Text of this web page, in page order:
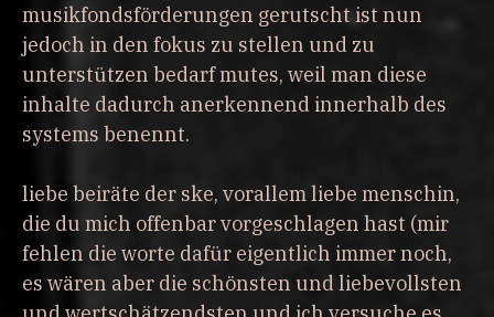
musikfondsförderungen gerutscht ist nun
jedoch in den fokus zu stellen und zu
unterstützen bedarf mutes, weil man diese
inhalte dadurch anerkennend innerhalb des
systems benennt.
liebe beiräte der ske, vorallem liebe menschin,
die du mich offenbar vorgeschlagen hast (mir
fehlen die worte dafür eigentlich immer noch,
es wären aber die schönsten und liebevollsten